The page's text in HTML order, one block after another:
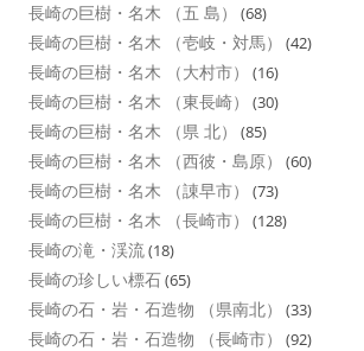
長崎の巨樹・名木 （五 島） (68)
長崎の巨樹・名木 （壱岐・対馬） (42)
長崎の巨樹・名木 （大村市） (16)
長崎の巨樹・名木 （東長崎） (30)
長崎の巨樹・名木 （県 北） (85)
長崎の巨樹・名木 （西彼・島原） (60)
長崎の巨樹・名木 （諌早市） (73)
長崎の巨樹・名木 （長崎市） (128)
長崎の滝・渓流(18)
長崎の珍しい標石(65)
長崎の石・岩・石造物 （県南北） (33)
長崎の石・岩・石造物 （長崎市） (92)